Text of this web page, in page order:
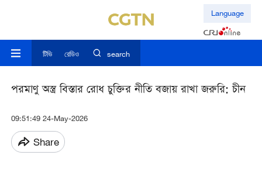
Language
টিভি রেডিও search
পরমাণু অস্ত্র বিস্তার রোধ চুক্তির নীতি বজায় রাখা জরুরি: চীন
09:51:49 24-May-2026
Share